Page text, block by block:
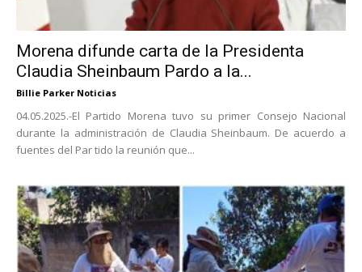
Morena difunde carta de la Presidenta
Claudia Sheinbaum Pardo a la...
Billie Parker Noticias
04.05.2025.-El Partido Morena tuvo su primer Consejo Nacional
durante la administración de Claudia Sheinbaum. De acuerdo a
fuentes del Par tido la reunión que...